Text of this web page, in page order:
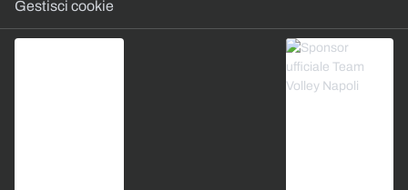
Gestisci cookie